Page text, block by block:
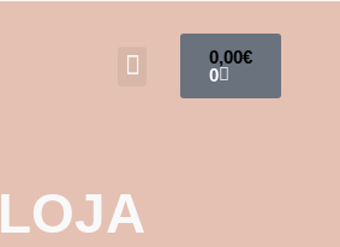
0,00€
0
LOJA